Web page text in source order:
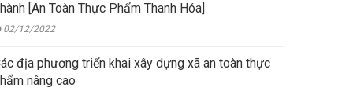
[An Toàn Thực Phẩm Thanh Hóa]
02/12/2022
địa phương triển khai xây dựng xã an toàn thực
nâng cao